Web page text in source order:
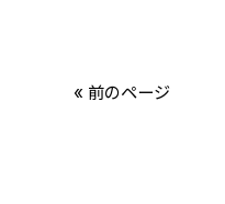
« 前のページ